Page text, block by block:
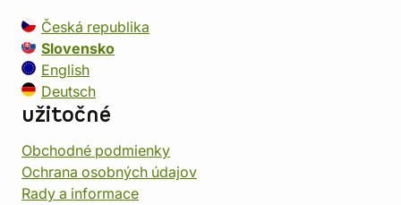
Česká republika
Slovensko
English
Deutsch
užitočné
Obchodné podmienky
Ochrana osobných údajov
Rady a informace